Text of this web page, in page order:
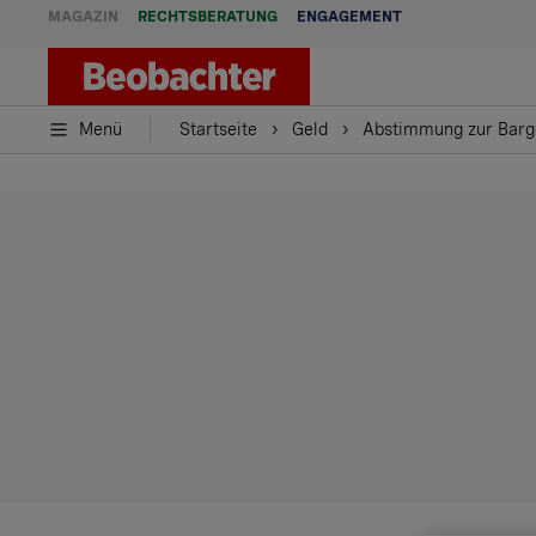
MAGAZIN RECHTSBERATUNG ENGAGEMENT
Menü Startseite Geld Abstimmung zur